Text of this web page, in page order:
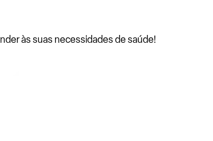
às suas necessidades de saúde!